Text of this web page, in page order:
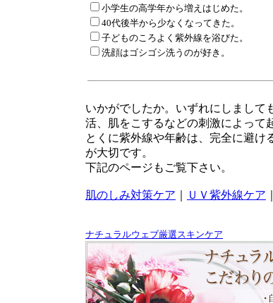
小学生の高学年から増えはじめた。
40代後半から少なくなってきた。
子どものころよく紫外線を浴びた。
洗顔はゴシゴシ洗うのが好き。
いかがでしたか。いずれにしまして
活、肌をこするなどの刺激によって
とくに紫外線や年齢は、完全に避け
が大切です。
下記のページもご覧下さい。
肌のしみ対策ケア ＵＶ紫外線ケア
ナチュラルウェブ厳選スキンケア